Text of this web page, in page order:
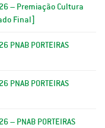
– Premiação Cultura
Final]
PNAB PORTEIRAS
PNAB PORTEIRAS
– PNAB PORTEIRAS